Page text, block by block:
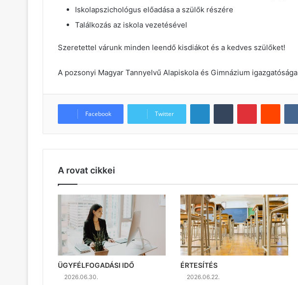
Iskolapszichológus előadása a szülők részére
Találkozás az iskola vezetésével
Szeretettel várunk minden leendő kisdiákot és a kedves szülőket!
A pozsonyi Magyar Tannyelvű Alapiskola és Gimnázium igazgatósága
Facebook Twitter
A rovat cikkei
ÜGYFÉLFOGADÁSI IDŐ
2026.06.30.
ÉRTESÍTÉS
2026.06.22.